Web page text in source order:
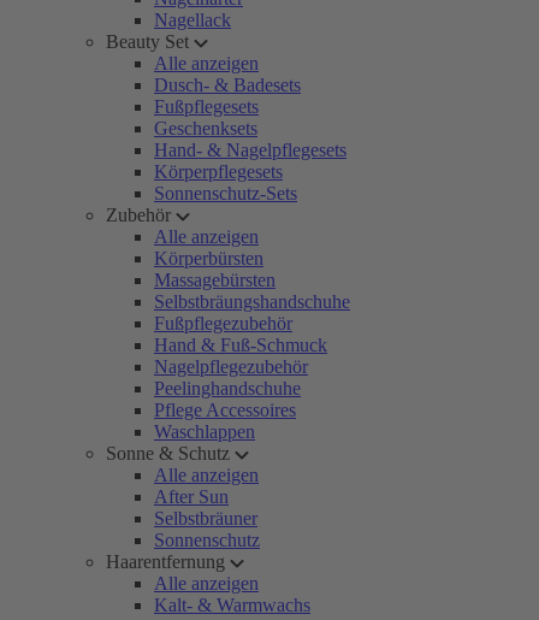
Nagellack
Beauty Set
Alle anzeigen
Dusch- & Badesets
Fußpflegesets
Geschenksets
Hand- & Nagelpflegesets
Körperpflegesets
Sonnenschutz-Sets
Zubehör
Alle anzeigen
Körperbürsten
Massagebürsten
Selbstbräungshandschuhe
Fußpflegezubehör
Hand & Fuß-Schmuck
Nagelpflegezubehör
Peelinghandschuhe
Pflege Accessoires
Waschlappen
Sonne & Schutz
Alle anzeigen
After Sun
Selbstbräuner
Sonnenschutz
Haarentfernung
Alle anzeigen
Kalt- & Warmwachs